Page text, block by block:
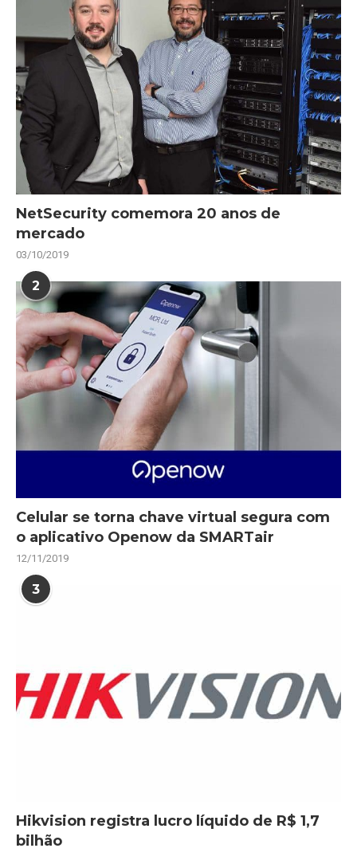
NetSecurity comemora 20 anos de
mercado
03/10/2019
2
Celular se torna chave virtual segura com
o aplicativo Openow da SMARTair
12/11/2019
3
Hikvision registra lucro líquido de R$ 1,7
bilhão